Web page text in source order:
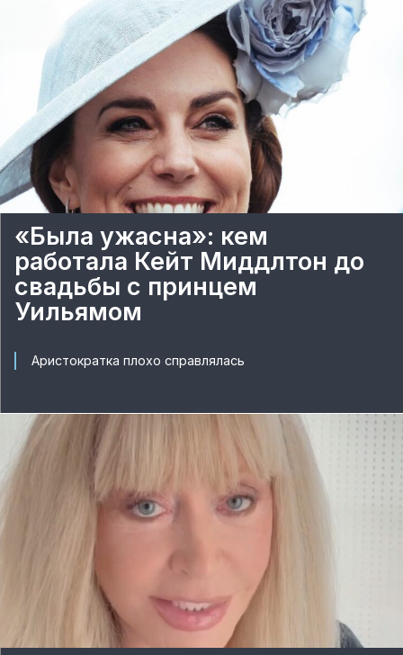
«Была ужасна»: кем
работала Кейт Миддлтон до
свадьбы с принцем
Уильямом
Аристократка плохо справлялась